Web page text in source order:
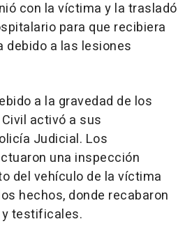
con la víctima y la trasladó
para que recibiera
a las lesiones
a la gravedad de los
activó a sus
Judicial. Los
una inspección
del vehículo de la víctima
hechos, donde recabaron
testificales.